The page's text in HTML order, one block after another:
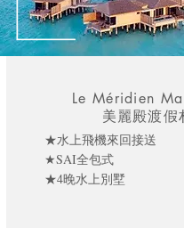
Le Méridien
美麗殿渡假
★水上飛機來回接送
★SAI全包式
★4晚水上別墅